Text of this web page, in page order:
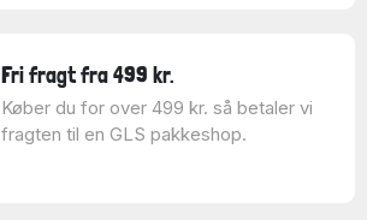
Fri fragt fra 499 kr.
Køber du for over 499 kr. så betaler vi
fragten til en GLS pakkeshop.